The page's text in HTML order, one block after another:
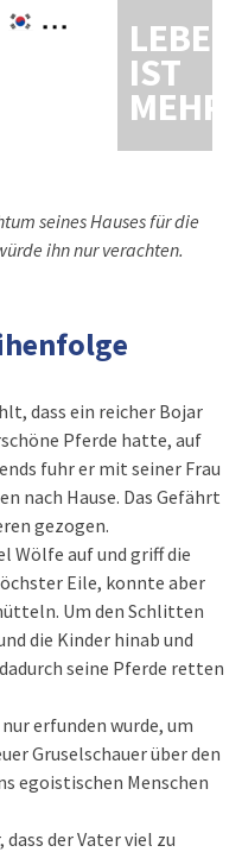
LEBEN
IST
MEHR
seines Hauses für die
ihn nur verachten.
dass ein reicher Bojar
Pferde hatte, auf
fuhr er mit seiner Frau
nach Hause. Das Gefährt
gezogen.
Wölfe auf und griff die
Eile, konnte aber
Um den Schlitten
die Kinder hinab und
seine Pferde retten
erfunden wurde, um
Gruselschauer über den
egoistischen Menschen
der Vater viel zu